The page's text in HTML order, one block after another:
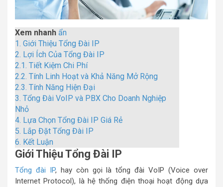
Xem nhanh ẩn
1. Giới Thiệu Tổng Đài IP
2. Lợi Ích Của Tổng Đài IP
2.1. Tiết Kiệm Chi Phí
2.2. Tính Linh Hoạt và Khả Năng Mở Rộng
2.3. Tính Năng Hiện Đại
3. Tổng Đài VoIP và PBX Cho Doanh Nghiệp
Nhỏ
4. Lựa Chọn Tổng Đài IP Giá Rẻ
5. Lắp Đặt Tổng Đài IP
6. Kết Luận
Giới Thiệu Tổng Đài IP
Tổng đài IP, hay còn gọi là tổng đài VoIP (Voice over
Internet Protocol), là hệ thống điện thoại hoạt động dựa